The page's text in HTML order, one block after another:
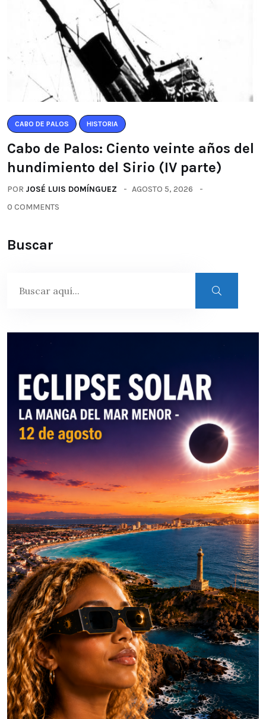
CABO DE PALOS HISTORIA
Cabo de Palos: Ciento veinte años del
hundimiento del Sirio (IV parte)
POR JOSÉ LUIS DOMÍNGUEZ
AGOSTO 5, 2026
0 COMMENTS
Buscar